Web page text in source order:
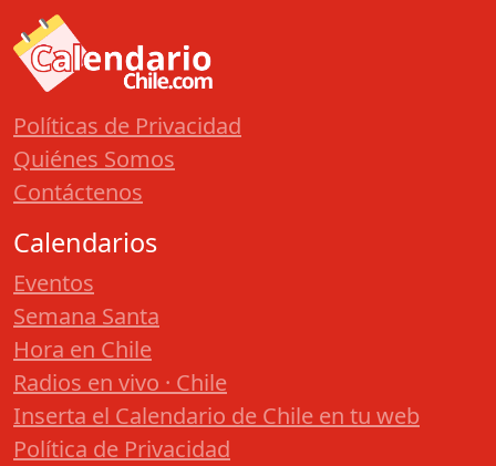
Políticas de Privacidad
Quiénes Somos
Contáctenos
Calendarios
Eventos
Semana Santa
Hora en Chile
Radios en vivo · Chile
Inserta el Calendario de Chile en tu web
Política de Privacidad